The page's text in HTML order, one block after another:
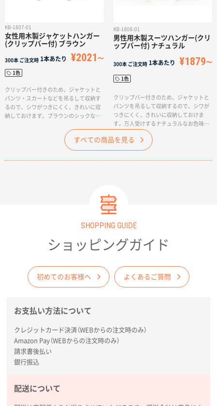
KB-1807-01
女性用木製ジャケットハンガー
(クリップバー付) ブラウン
300本 ご注文時 1本あたり ¥2021
1色
クリップバー付きのため、ジャケットと
パンツ・スカートなどを吊るして収納す
るので、シワがつきにくく、きれいに収
納しておけます。ブラウンのシックなお
は、レーザーだと印字がわかりづらくな
りますので、シルク印刷がおすすめで
す。卒業や創立・周年記念にぴったりな
記念名入れハンガーがお作りいただけま
KB-1808-01
男性用木製スーツハンガー(クリ
ップバー付) ナチュラル
300本 ご注文時 1本あたり ¥1879
1色
クリップバー付きのため、ジャケットと
パンツを吊るして収納するので、シワが
つきにくく、きれいに収納しておけま
す。万人受けするナチュラルなお色味に
なります。卒業や創立・周年記念にぴっ
たりな記念名入れハンガーがお作りいた
だけます。
すべての商品を見る
SHOPPING GUIDE
ショッピングガイド
初めてのお客様へ よくあるご質問
お支払い方法について
クレジットカード決済（WEBからの注文時のみ）
Amazon Pay（WEBからの注文時のみ）
請求書後払い
銀行振込
配送について